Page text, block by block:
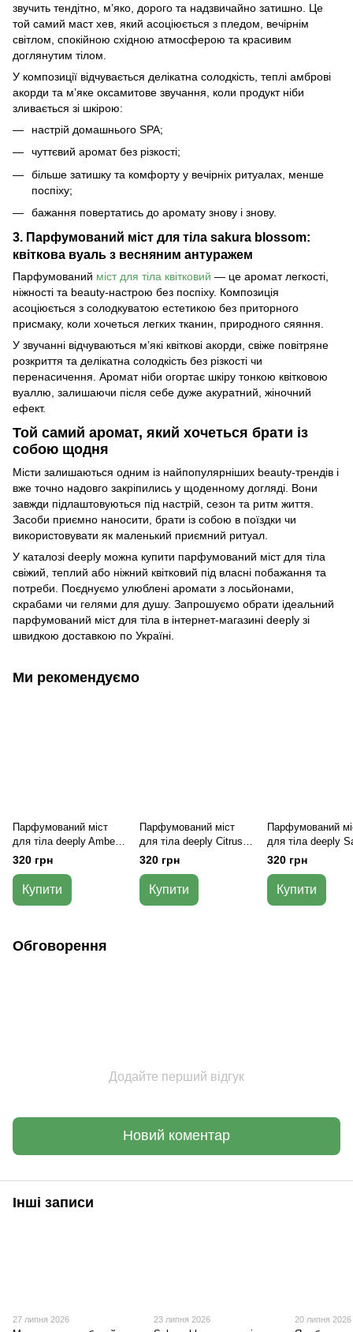
звучить тендітно, м’яко, дорого та надзвичайно затишно. Це
той самий маст хев, який асоціюється з пледом, вечірнім
світлом, спокійною східною атмосферою та красивим
доглянутим тілом.
У композиції відчувається делікатна солодкість, теплі амброві
акорди та м’яке оксамитове звучання, коли продукт ніби
зливається зі шкірою:
настрій домашнього SPA;
чуттєвий аромат без різкості;
більше затишку та комфорту у вечірніх ритуалах, менше
поспіху;
бажання повертатись до аромату знову і знову.
3. Парфумований міст для тіла sakura blossom:
квіткова вуаль з весняним антуражем
Парфумований міст для тіла квітковий — це аромат легкості,
ніжності та beauty-настрою без поспіху. Композиція
асоціюється з солодкуватою естетикою без приторного
присмаку, коли хочеться легких тканин, природного сяяння.
У звучанні відчуваються м’які квіткові акорди, свіже повітряне
розкриття та делікатна солодкість без різкості чи
перенасичення. Аромат ніби огортає шкіру тонкою квітковою
вуаллю, залишаючи після себе дуже акуратний, жіночний
ефект.
Той самий аромат, який хочеться брати із
собою щодня
Місти залишаються одним із найпопулярніших beauty-трендів і
вже точно надовго закріпились у щоденному догляді. Вони
завжди підлаштовуються під настрій, сезон та ритм життя.
Засоби приємно наносити, брати із собою в поїздки чи
використовувати як маленький приємний ритуал.
У каталозі deeply можна купити парфумований міст для тіла
свіжий, теплий або ніжний квітковий під власні побажання та
потреби. Поєднуємо улюблені аромати з лосьйонами,
скрабами чи гелями для душу. Запрошуємо обрати ідеальний
парфумований міст для тіла в інтернет-магазині deeply зі
швидкою доставкою по Україні.
Ми рекомендуємо
Парфумований міст
для тіла deeply Amber
Vibe Perfumed Body
320 грн
Купити
Парфумований міст
для тіла deeply Citrus
Ritual Perfumed Body
320 грн
Купити
Парфумований
для тіла deeply
Blossom
320 грн
Купити
Обговорення
Додайте перший відгук
Новий коментар
Інші записи
27 липня 2026 23 липня 2026 20 липня 2026